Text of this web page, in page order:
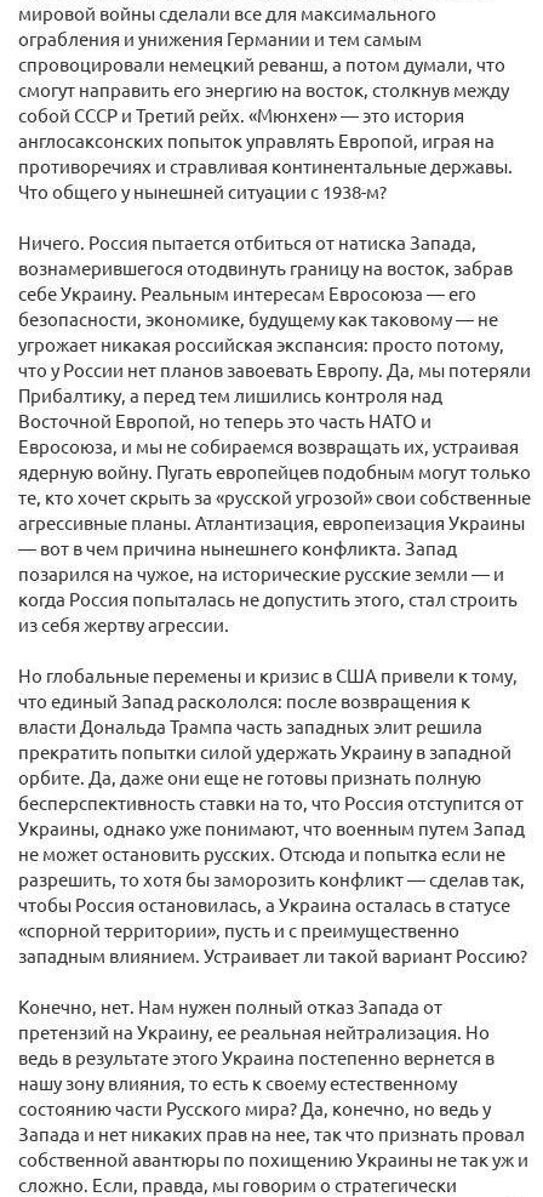
мировой войны сделали все для максимального
ограбления и унижения Германии и тем самым
спровоцировали немецкий реванш, а потом думали, что
смогут направить его энергию на восток, столкнув между
собой СССР и Третий рейх. «Мюнхен» — это история
англосаксонских попыток управлять Европой, играя на
противоречиях и стравливая континентальные державы.
Что общего у нынешней ситуации с 1938-м?
Ничего. Россия пытается отбиться от натиска Запада,
вознамерившегося отодвинуть границу на восток, забрав
себе Украину. Реальным интересам Евросоюза — его
безопасности, экономике, будущему как таковому — не
угрожает никакая российская экспансия: просто потому,
что у России нет планов завоевать Европу. Да, мы потеряли
Прибалтику, а перед тем лишились контроля над
Восточной Европой, но теперь это часть НАТО и
Евросоюза, и мы не собираемся возвращать их, устраивая
ядерную войну. Пугать европейцев подобным могут только
те, кто хочет скрыть за «русской угрозой» свои собственные
агрессивные планы. Атлантизация, европеизация Украины
— вот в чем причина нынешнего конфликта. Запад
позарился на чужое, на исторические русские земли — и
когда Россия попыталась не допустить этого, стал строить
из себя жертву агрессии.
Но глобальные перемены и кризис в США привели к тому,
что единый Запад раскололся: после возвращения к
власти Дональда Трампа часть западных элит решила
прекратить попытки силой удержать Украину в западной
орбите. Да, даже они еще не готовы признать полную
бесперспективность ставки на то, что Россия отступится от
Украины, однако уже понимают, что военным путем Запад
не может остановить русских. Отсюда и попытка если не
разрешить, то хотя бы заморозить конфликт — сделав так,
чтобы Россия остановилась, а Украина осталась в статусе
«спорной территории», пусть и с преимущественно
западным влиянием. Устраивает ли такой вариант Россию?
Конечно, нет. Нам нужен полный отказ Запада от
претензий на Украину, ее реальная нейтрализация. Но
ведь в результате этого Украина постепенно вернется в
нашу зону влияния, то есть к своему естественному
состоянию части Русского мира? Да, конечно, но ведь у
Запада и нет никаких прав на нее, так что признать провал
собственной авантюры по похищению Украины не так уж и
сложно. Если, правда, мы говорим о стратегически